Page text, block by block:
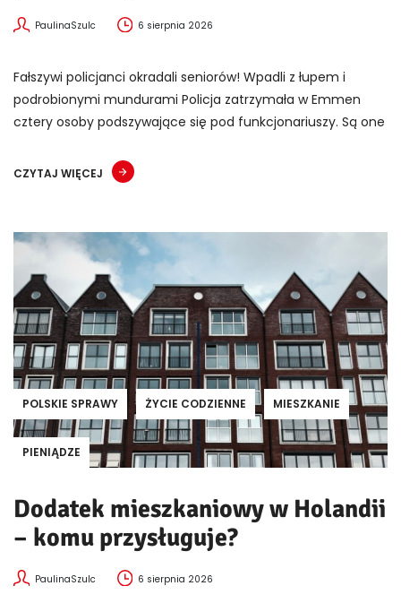
PaulinaSzulc 6 sierpnia 2026
Fałszywi policjanci okradali seniorów! Wpadli z łupem i
podrobionymi mundurami Policja zatrzymała w Emmen
cztery osoby podszywające się pod funkcjonariuszy. Są one
CZYTAJ WIĘCEJ
POLSKIE SPRAWY ŻYCIE CODZIENNE MIESZKANIE
PIENIĄDZE
Dodatek mieszkaniowy w Holandii
– komu przysługuje?
PaulinaSzulc 6 sierpnia 2026